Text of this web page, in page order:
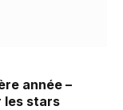
année –
les stars